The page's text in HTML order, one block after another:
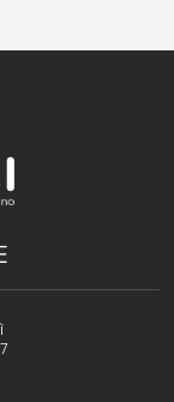
tab)tab)tab)
a new tab)
a new tab)